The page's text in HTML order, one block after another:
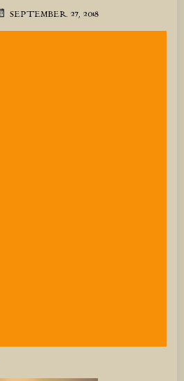
SEPTEMBER 27, 2018